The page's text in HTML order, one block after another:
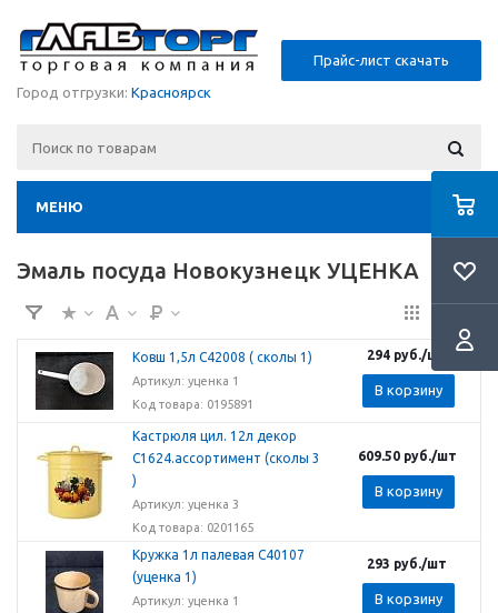
Прайс-лист скачать
Город отгрузки: Красноярск
МЕНЮ
Эмаль посуда Новокузнецк УЦЕНКА
Ковш 1,5л С42008 ( сколы 1)
Артикул: уценка 1
Код товара: 0195891
294 руб./шт
В корзину
Кастрюля цил. 12л декор
С1624.ассортимент (сколы 3
)
Артикул: уценка 3
Код товара: 0201165
609.50руб./шт
В корзину
Кружка 1л палевая С40107
(уценка 1)
Артикул: уценка 1
293 руб./шт
В корзину